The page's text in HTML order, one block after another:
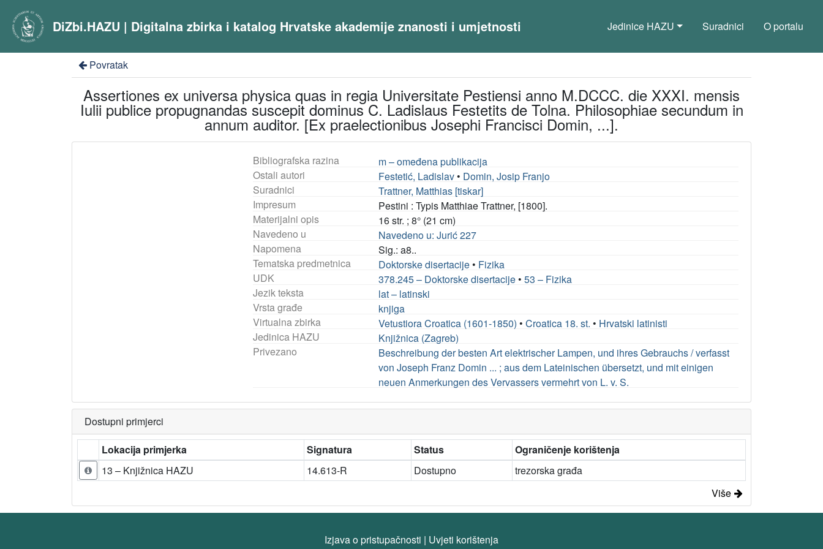
DiZbi.HAZU | Digitalna zbirka i katalog Hrvatske akademije znanosti i umjetnosti Jedinice HAZU Suradnici O portalu
Povratak
Assertiones ex universa physica quas in regia Universitate Pestiensi anno M.DCCC. die XXXI. mensis
Iulii publice propugnandas suscepit dominus C. Ladislaus Festetits de Tolna. Philosophiae secundum in
annum auditor. [Ex praelectionibus Josephi Francisci Domin, ...].
Bibliografska razina
m – omeđena publikacija
Ostali autori
Festetić, Ladislav • Domin, Josip Franjo
Suradnici
Trattner, Matthias [tiskar]
Impresum
Pestini : Typis Matthiae Trattner, [1800].
Materijalni opis
16 str. ; 8° (21 cm)
Navedeno u
Navedeno u: Jurić 227
Napomena
Sig.: a8..
Tematska predmetnica
Doktorske disertacije • Fizika
UDK
378.245 – Doktorske disertacije •53 – Fizika
Jezik teksta
lat – latinski
Vrsta građe
knjiga
Virtualna zbirka
Vetustiora Croatica (1601-1850) •Croatica 18. st. • Hrvatski latinisti
Jedinica HAZU
Knjižnica (Zagreb)
Privezano
Beschreibung der besten Art elektrischer Lampen, und ihres Gebrauchs / verfasst
von Joseph Franz Domin ... ; aus dem Lateinischen übersetzt, und mit einigen
neuen Anmerkungen des Vervassers vermehrt von L. v. S.
Dostupni primjerci
Lokacija primjerka
Signatura Status
Ograničenje korištenja
13 – Knjižnica HAZU
14.613-R Dostupno
trezorska građa
Više
Izjava o pristupačnosti | Uvjeti korištenja